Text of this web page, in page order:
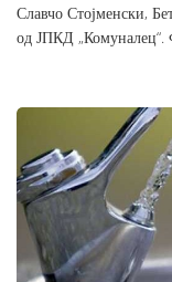
Славчо Стојменски,
од ЈПКД „Комуналец“.